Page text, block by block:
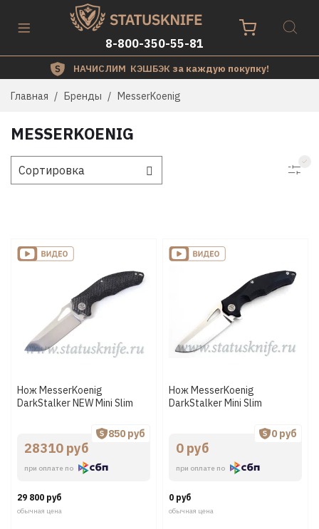
8-800-350-55-81
НАЧИСЛИМ КЭШБЭК за каждую покупку!
Главная Бренды MesserKoenig
MESSERKOENIG
Нож MesserKoenig
DarkStalker NEW Mini Slim
28310 руб
при оплате по
850 руб
29 800 руб
обычная цена
Нож MesserKoenig
DarkStalker Mini Slim
0 руб
при оплате по
0 руб
0 руб
обычная цена